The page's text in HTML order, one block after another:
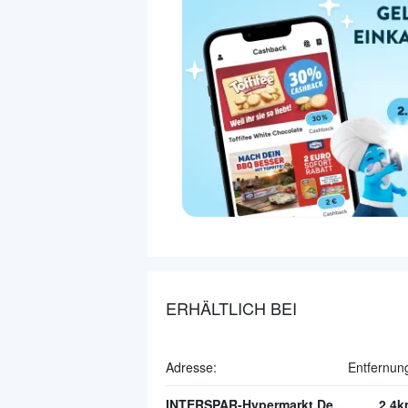
ERHÄLTLICH BEI
Adresse: